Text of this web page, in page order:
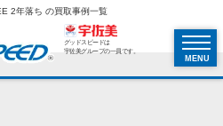
2年落ち の買取事例一覧
グッドスピードは
宇佐美グループの一員です。
MENU